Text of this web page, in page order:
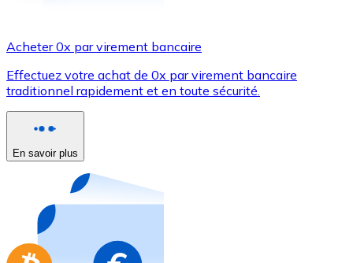
Utilisez les cartes Visa et Mastercard pour acheter
Acheter avec carte
Nouveau
Achetez des cartes-cadeaux de vos marques
Aller à la boutique de cartes-cadeaux
Acheter 0x par virement bancaire
Effectuez votre achat de 0x par virement bancaire
traditionnel rapidement et en toute sécurité.
En savoir plus